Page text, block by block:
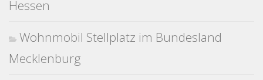
Hessen
Wohnmobil Stellplatz im Bundesland
Mecklenburg